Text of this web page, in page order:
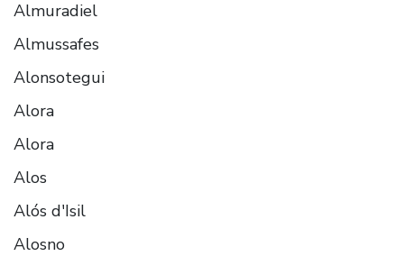
Almuradiel
Almussafes
Alonsotegui
Alora
Alora
Alos
Alós d'Isil
Alosno